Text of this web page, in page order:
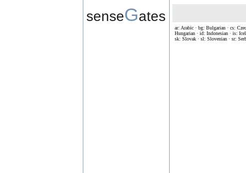
senseGates
ar: Arabic · bg: Bulgarian · cs:
Hungarian · id: Indonesian · is:
sk: Slovak · sl: Slovenian · sr: